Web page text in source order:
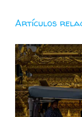
Artículos